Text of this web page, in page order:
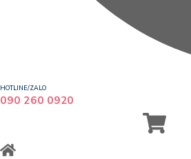
HOTLINE/ZALO
090 260 0920